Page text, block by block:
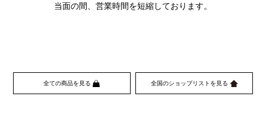
当面の間、営業時間を短縮しております。
全ての商品を見る 全国のショップリストを見る